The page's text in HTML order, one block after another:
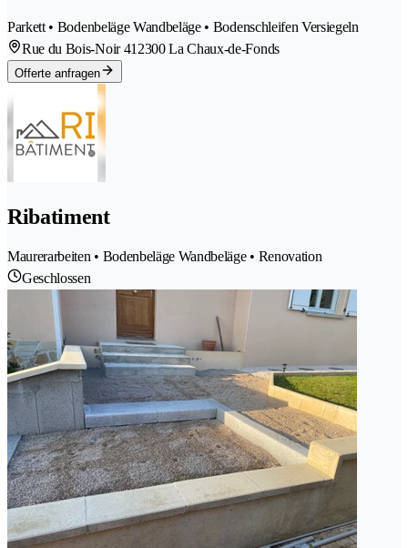
Parkett • Bodenbeläge Wandbeläge • Bodenschleifen Versiegeln
Rue du Bois-Noir 41 2300 La Chaux-de-Fonds
Offerte anfragen
Ribatiment
Maurerarbeiten • Bodenbeläge Wandbeläge • Renovation
Geschlossen